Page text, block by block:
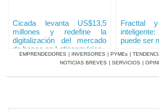
Cicada levanta US$13,5
millones y redefine la
digitalización del mercado
de bonos en Latinoamérica
Fracttal
puede ser
EMPRENDEDORES INVERSORES PYMEs
NOTICIAS BREVES
SERVICIOS